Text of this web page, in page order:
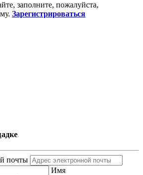
заполните, пожалуйста,
Зарегистрироваться
почты
Имя